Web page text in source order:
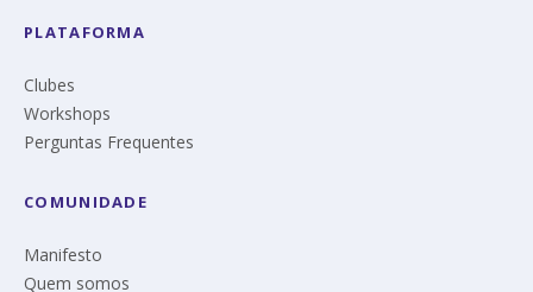
PLATAFORMA
Clubes
Workshops
Perguntas Frequentes
COMUNIDADE
Manifesto
Quem somos